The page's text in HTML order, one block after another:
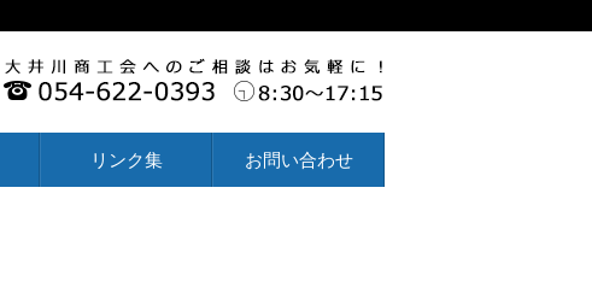
リンク集 お問い合わせ